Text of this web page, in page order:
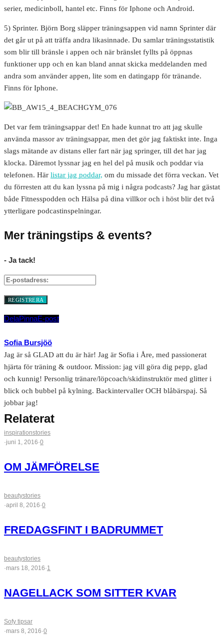
serier, medicinboll, hantel etc. Finns för Iphone och Android.
5) Sprinter. Björn Borg släpper träningsappen vid namn Sprinter där
det går ut på att träffa andra likasinnade. Du samlar träningsstatistik
som blir till bränsle i appen och när bränslet fyllts på öppnas
funktioner upp och en kan bland annat skicka meddelanden med
andra som använder appen, lite som en datingapp för tränande.
Finns för Iphone.
Det var fem träningsappar det! En hade kunnat tro att jag skulle
använda massor av träningsappar, men det gör jag faktiskt inte. Inga
slags mätande av distans eller fart när jag springer, till det har jag
klocka. Däremot lyssnar jag en hel del på musik och poddar via
telefonen. Här listar jag poddar, om du missade det förra veckan. Vet
du förresten att du kan lyssna på mig i några podcasts? Jag har gästat
både Fitnesspodden och Hälsa på dina villkor och i höst blir det två
ytterligare podcastinspelningar.
Mer träningstips & events?
- Ja tack!
DelaPinnaE-post
Sofia Bursjöö
Jag är så GLAD att du är här! Jag är Sofia i Åre, med passionerat
hjärta för träning & outdoor. Mission: jag vill göra dig pepp, glad
och kunnig! Personlig tränare/löpcoach/skidinstruktör med glitter i
blick och bubbel på kylning. Backintervaller OCH blåbärspaj. Så
jobbar jag!
Relaterat
inspirationstories
·juni 1, 2016·0
OM JÄMFÖRELSE
beautystories
·april 8, 2016·0
FREDAGSFINT I BADRUMMET
beautystories
·mars 18, 2016·1
NAGELLACK SOM SITTER KVAR
Sofy tipsar
·mars 8, 2016·0